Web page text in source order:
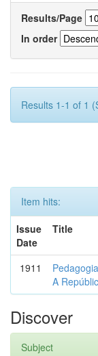
Results/Page
In order
Results 1-1 of 1
Item hits:
Issue
Date
Title
1911
A
Discover
Subject